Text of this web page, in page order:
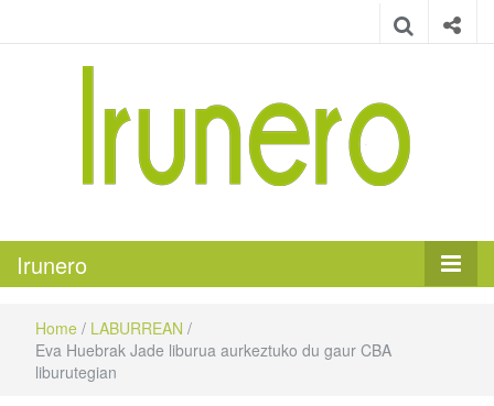
Irunero
Home / LABURREAN /
Eva Huebrak Jade liburua aurkeztuko du gaur CBA
liburutegian